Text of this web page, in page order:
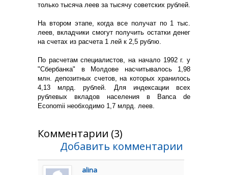
только тысяча леев за тысячу советских рублей.
На втором этапе, когда все получат по 1 тыс.
леев, вкладчики смогут получить остатки денег
на счетах из расчета 1 лей к 2,5 рублю.
По расчетам специалистов, на начало 1992 г. у
"Сбербанка" в Молдове насчитывалось 1,98
млн. депозитных счетов, на которых хранилось
4,13 млрд. рублей. Для индексации всех
рублевых вкладов населения в Banca de
Economii необходимо 1,7 млрд. леев.
Комментарии (3)
Добавить комментарии
alina